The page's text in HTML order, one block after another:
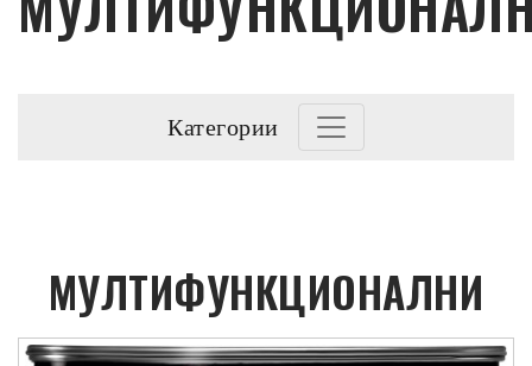
Категории
МУЛТИФУНКЦИОНАЛНИ